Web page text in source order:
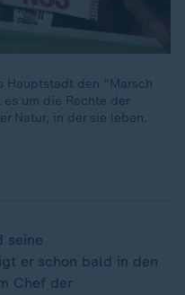
Hauptstadt den "Marsch
um die Rechte der
Natur, in der sie leben.
seine
er schon bald in den
Chef der